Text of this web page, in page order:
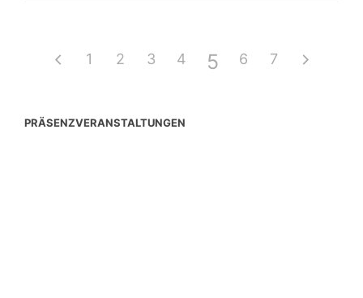
1 2 3 4 5 6 7
PRÄSENZVERANSTALTUNGEN